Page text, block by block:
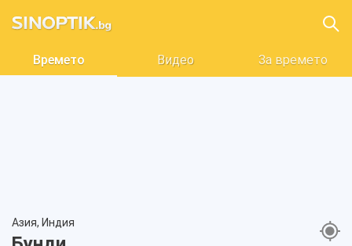
Времето Видео За времето
Азия, Индия